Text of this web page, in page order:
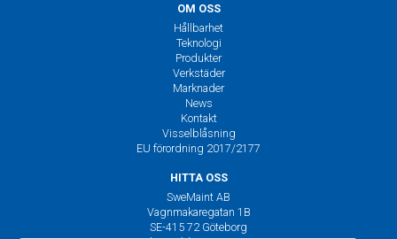
OM OSS
Hållbarhet
Teknologi
Produkter
Verkstäder
Marknader
News
Kontakt
Visselblåsning
EU förordning 2017/2177
HITTA OSS
SweMaint AB
Vagnmakaregatan 1B
SE-415 72 Göteborg